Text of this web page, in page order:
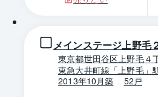
メインステージ上野毛
東京都世田谷区上野毛４
東急大井町線「上野毛」
2013年10月築
52戸